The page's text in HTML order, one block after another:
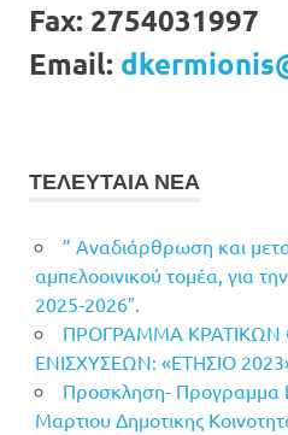
Fax: 2754031997
Email:
ΤΕΛΕΥΤΑΙΑ ΝΕΑ
” Αναδιάρθρωση και
αμπελοοινικού τομέα, για
2025-2026″.
ΠΡΟΓΡΑΜΜΑ ΚΡΑΤΙΚΩΝ
ΕΝΙΣΧΥΣΕΩΝ: «ΕΤΗΣΙΟ
Προσκληση- Προγραμμα
Μαρτιου Δημοτικης